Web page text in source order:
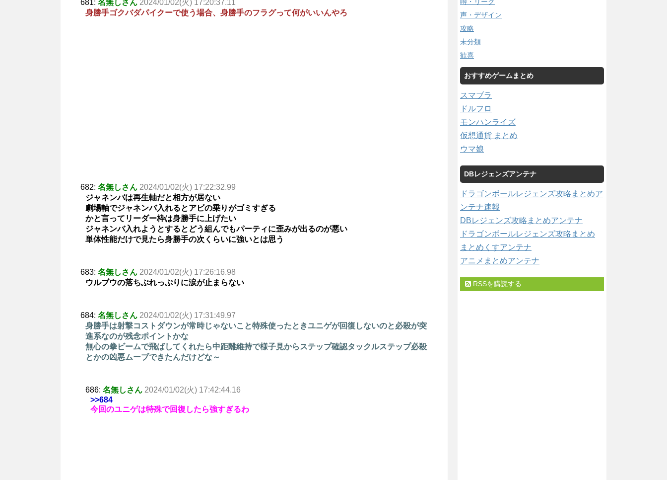
681: 名無しさん 2024/01/02(火) 17:20:37.11
身勝手ゴクバダパイクーで使う場合、身勝手のフラグって何がいいんやろ
682: 名無しさん 2024/01/02(火) 17:22:32.99
ジャネンバは再生軸だと相方が居ない
劇場軸でジャネンバ入れるとアビの乗りがゴミすぎる
かと言ってリーダー枠は身勝手に上げたい
ジャネンバ入れようとするとどう組んでもパーティに歪みが出るのが悪い
単体性能だけで見たら身勝手の次くらいに強いとは思う
683: 名無しさん 2024/01/02(火) 17:26:16.98
ウルブウの落ちぶれっぷりに涙が止まらない
684: 名無しさん 2024/01/02(火) 17:31:49.97
身勝手は射撃コストダウンが常時じゃないこと特殊使ったときユニゲが回復しないのと必殺が突
進系なのが残念ポイントかな
無心の拳ビームで飛ばしてくれたら中距離維持で様子見からステップ確認タックルステップ必殺
とかの凶悪ムーブできたんだけどな～
686: 名無しさん 2024/01/02(火) 17:42:44.16
>>684
今回のユニゲは特殊で回復したら強すぎるわ
声・デザイン
攻略
未分類
歓喜
おすすめゲームまとめ
スマブラ
ドルフロ
モンハンライズ
仮想通貨 まとめ
ウマ娘
DBレジェンズアンテナ
ドラゴンボールレジェンズ攻略まとめア
ンテナ速報
DBレジェンズ攻略まとめアンテナ
ドラゴンボールレジェンズ攻略まとめ
まとめくすアンテナ
アニメまとめアンテナ
RSSを購読する